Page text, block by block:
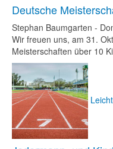
Deutsche
Stephan Baumgarten -
Wir freuen uns, am 31.
Meisterschaften über 10